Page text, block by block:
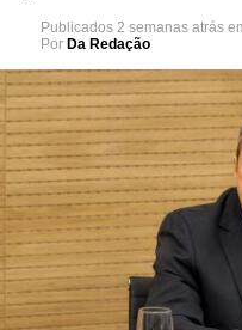
Publicados 2 semanas atrás
Por Da Redação